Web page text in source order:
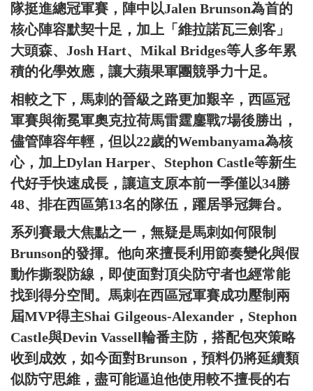
隊挺進總冠軍賽，陣中以Jalen Brunson為首的
核心陣容默契十足，加上「維拉諾瓦三劍客」
大頭森、Josh Hart、Mikal Bridges等人多年累
積的化學效應，讓大蘋果軍團競爭力十足。
相較之下，馬刺的晉級之路更加艱辛，西區冠
軍賽與衛冕軍奧克拉荷馬雷霆鏖戰7場後勝出，
儘管陣容年輕，但以22歲的Wembanyama為核
心，加上Dylan Harper、Stephon Castle等新生
代好手快速成長，讓這支原本前一季僅以34勝
48、排在西區第13名的隊伍，躍居爭冠舞台。
系列賽最大焦點之一，無疑是馬刺如何限制
Brunson的發揮。他向來擅長利用節奏變化與假
動作撕裂防線，即使面對頂尖防守者也經常能
找到得分空間。馬刺在西區冠軍賽成功壓制兩
屆MVP得主Shai Gilgeous-Alexander，Stephon
Castle與Devin Vassell輪番主防，搭配包夾策略
收到成效，如今面對Brunson，預料仍將延續類
似防守思維，盡可能逼迫他使用較不擅長的右